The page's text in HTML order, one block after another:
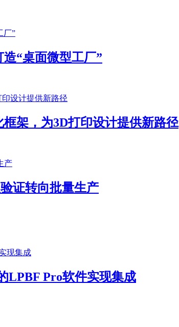
“桌面微型工厂”
架，为3D打印设计提供新路径
证转向批量生产
LPBF Pro软件实现集成